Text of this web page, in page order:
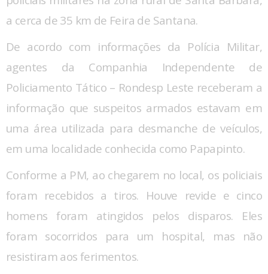
a cerca de 35 km de Feira de Santana.
De acordo com informações da Polícia Militar,
agentes da Companhia Independente de
Policiamento Tático – Rondesp Leste receberam a
informação que suspeitos armados estavam em
uma área utilizada para desmanche de veículos,
em uma localidade conhecida como Papapinto.
Conforme a PM, ao chegarem no local, os policiais
foram recebidos a tiros. Houve revide e cinco
homens foram atingidos pelos disparos. Eles
foram socorridos para um hospital, mas não
resistiram aos ferimentos.